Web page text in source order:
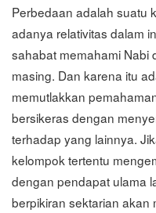
Perbedaan adalah suatu
adanya relativitas dalam
sahabat memahami Nabi
masing. Dan karena itu
memutlakkan
bersikeras dengan
terhadap yang lainnya.
kelompok tertentu
dengan pendapat ulama
berpikiran sektarian akan